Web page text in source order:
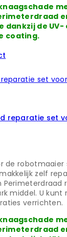
dankzij de UV-
coating.
reparatie set
de robotmaaier
zelf
Perimeterdraad
middel. U kunt
verrichten.